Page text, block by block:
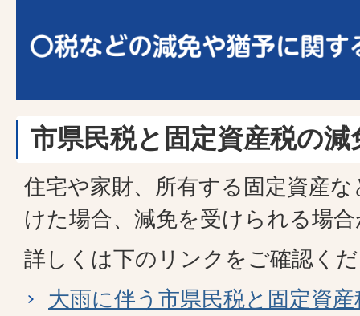
市県民税と固定資産税の
住宅や家財、所有する固定資産
けた場合、減免を受けられる場
詳しくは下のリンクをご確認く
大雨に伴う市県民税と固定資